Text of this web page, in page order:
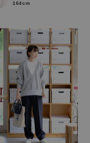
込む
164cm